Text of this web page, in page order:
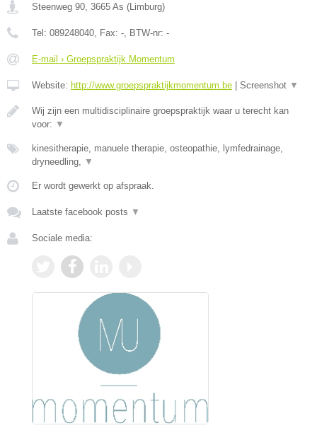
Steenweg 90 3665 As ( Limburg)
Tel: 089248040 , Fax: - , BTW-nr: -
E-mail › Groepspraktijk Momentum
Website: http://www.groepspraktijkmomentum.be Screenshot ▼
Wij zijn een multidisciplinaire groepspraktijk waar u terecht kan
voor: ▼
kinesitherapie, manuele therapie, osteopathie, lymfedrainage,
dryneedling,
▼
Er wordt gewerkt op afspraak.
Laatste facebook posts ▼
Sociale media: